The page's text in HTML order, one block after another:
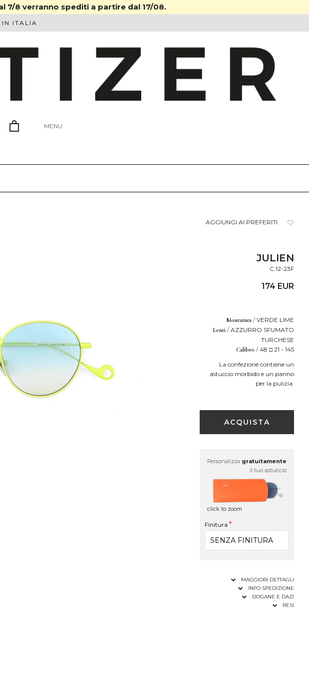
7/8 verranno spediti a partire dal 17/08.
IN ITALIA
MENU
AGGIUNGI AI PREFERITI
JULIEN
C.12-23F
174 EUR
Montatura / VERDE LIME
Lenti / AZZURRO SFUMATO
TURCHESE
Calibro / 48 □ 21 - 145
La confezione contiene un
astuccio morbido e un panno
per la pulizia.
ACQUISTA
Personalizza gratuitamente
il tuo astuccio
click to zoom
Finitura
MAGGIORI DETTAGLI
INFO SPEDIZIONE
DOGANE E DAZI
RESI